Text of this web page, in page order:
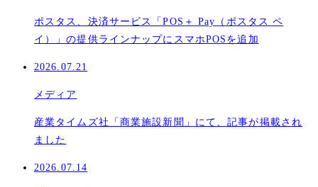
ポスタス、決済サービス「POS＋ Pay（ポスタス ペ
イ）」の提供ラインナップにスマホPOSを追加
2026.07.21
メディア
産業タイムズ社「商業施設新聞」にて、記事が掲載され
ました
2026.07.14